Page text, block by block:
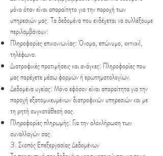
μόνο όταν είναι απαραίτητο για την παροχή των
υπηρεσιών μας. Τα δεδομένα που ενδέχεται να συλλέξουμε
περιλαμβάνουν:
Πληροφορίες επικοινωνίας: Όνομα, επώνυμο, email,
τηλέφωνο.
Διατροφικές προτιμήσεις και ανάγκες: Πληροφορίες που
μας παρέχετε μέσω φορμών ή ερωτηματολογίων.
Δεδομένα υγείας: Μόνο εφόσον είναι απαραίτητα για την
παροχή εξατομικευμένων διατροφικών υπηρεσιών και με
τη ρητή συγκατάθεσή σας.
Πληροφορίες πληρωμής: Για την ολοκλήρωση των
συναλλαγών σας.
3. Σκοπός Επεξεργασίας Δεδομένων